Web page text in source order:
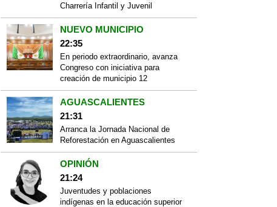
Charrería Infantil y Juvenil
NUEVO MUNICIPIO
22:35
En periodo extraordinario, avanza
Congreso con iniciativa para
creación de municipio 12
AGUASCALIENTES
21:31
Arranca la Jornada Nacional de
Reforestación en Aguascalientes
OPINIÓN
21:24
Juventudes y poblaciones
indígenas en la educación superior